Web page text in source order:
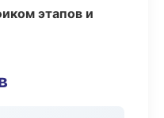
этапов и